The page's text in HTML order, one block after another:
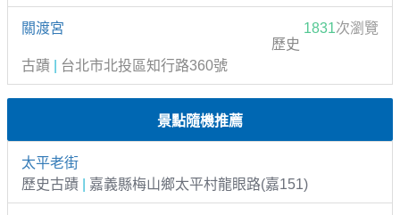
關渡宮 1831次瀏覽
歷史
古蹟
台北市北投區知行路360號
景點隨機推薦
太平老街
歷史古蹟
嘉義縣梅山鄉太平村龍眼路(嘉151)